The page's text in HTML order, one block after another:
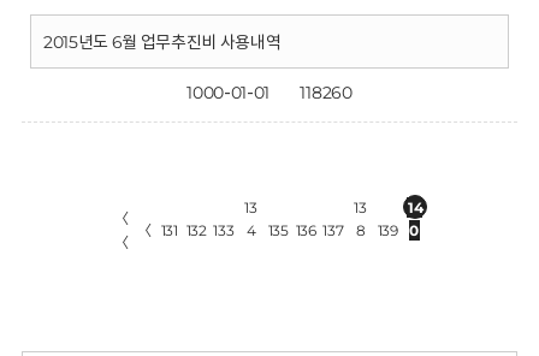
2015년도 6월 업무추진비 사용내역
1000-01-01 118260
〈
〈
〈 131 132 133
13
4
135 136 137
13
8
139
14
0